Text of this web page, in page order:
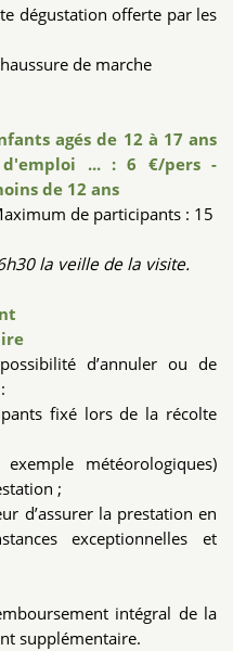
dégustation offerte par les
de marche
agés de 12 à 17 ans
... : 6 €/pers -
de 12 ans
de participants : 15
la veille de la visite.
d’annuler ou de
fixé lors de la récolte
météorologiques)
;
d’assurer la prestation en
exceptionnelles et
intégral de la
supplémentaire.